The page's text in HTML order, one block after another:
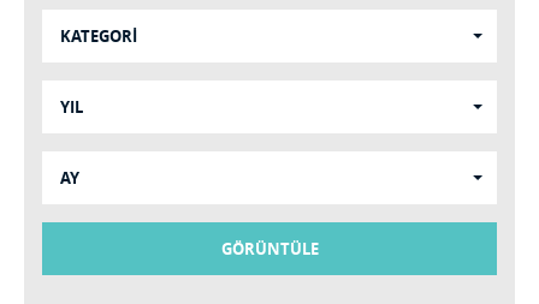
KATEGORİ
YIL
AY
GÖRÜNTÜLE